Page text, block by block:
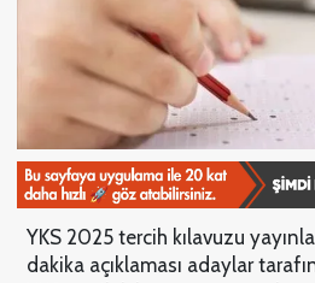
YKS 2025 tercih kılavuzu
dakika açıklaması adaylar